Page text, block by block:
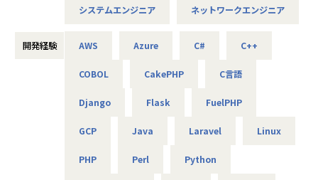
-- 官公庁システムを支えるネットワークの設計・構築支援 --
使用機器：Cisco、Palo Alto、A10 等
-- リモートワークを支えるVPN/セキュリティ基盤の運用 --
使用機器：Cisco、FortiGate、F5、Aruba 等
＜主なインフラ案件事例＞
使用スキル：VMware、Windows、Linux、Oracle
2025/10/01～2027/09/30）
これがアルテニアの企業理念の根幹となります。
この度、事業の拡大に伴って新たなメンバーを募集しており
技術力だけでなく、人を思いやる姿勢を大切にしながら、
共に成長できる方を歓迎します！
＜開発部門 想定キャリアパス＞
システムエンジニア ネットワークエンジニア
開発経験 AWS Azure C# C++
COBOL CakePHP C言語
Django Flask FuelPHP
GCP Java Laravel Linux
PHP Perl Python